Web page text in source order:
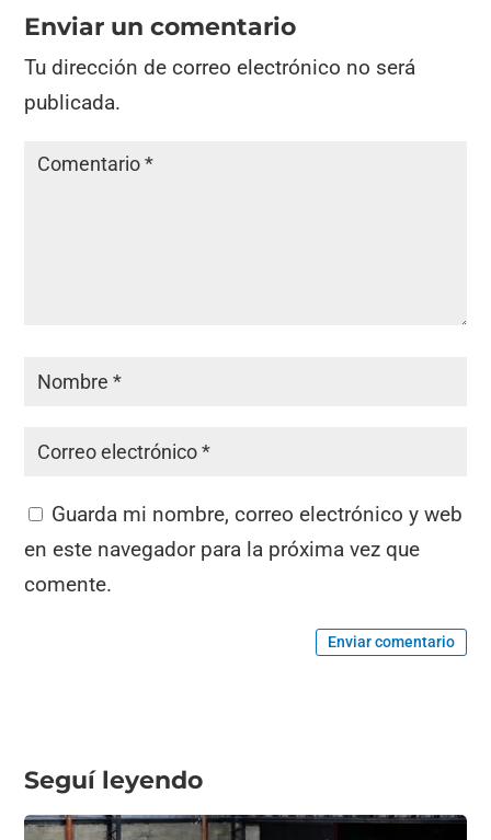
Enviar un comentario
Tu dirección de correo electrónico no será
publicada.
Guarda mi nombre, correo electrónico y web
en este navegador para la próxima vez que
comente.
Enviar comentario
Seguí leyendo